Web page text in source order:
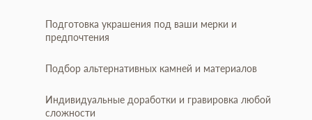
Подготовка украшения под ваши мерки и
предпочтения
Подбор альтернативных камней и материалов
Индивидуальные доработки и гравировка любой
сложности